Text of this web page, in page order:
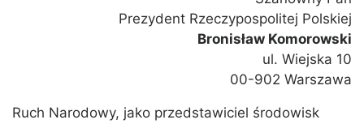
Prezydent Rzeczypospolitej Polskiej
Bronisław Komorowski
ul. Wiejska 10
00-902 Warszawa
Ruch Narodowy, jako przedstawiciel środowisk